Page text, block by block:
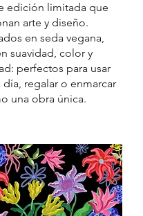
edición limitada que
arte y diseño.
en seda vegana,
suavidad, color y
perfectos para usar
día, regalar o enmarcar
una obra única.